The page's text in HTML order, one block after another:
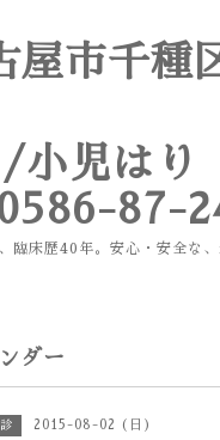
屋市千
マ
児はり
87-
年務める、臨床歴40
ダー
2015-08-02 (日)